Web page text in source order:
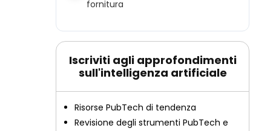
fornitura
Iscriviti agli approfondimenti
sull'intelligenza artificiale
Risorse PubTech di tendenza
Revisione degli strumenti PubTech e